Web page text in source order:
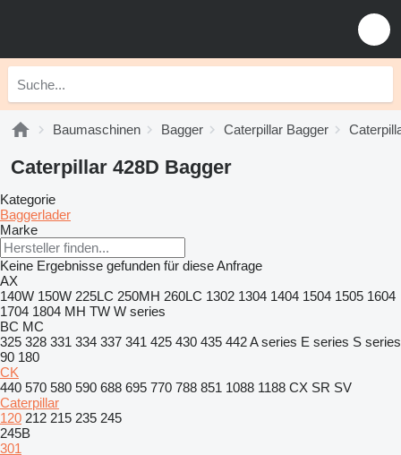
Baumaschinen Bagger Caterpillar Bagger
Caterpillar 428D Bagger
Kategorie
Baggerlader
Marke
Keine Ergebnisse gefunden für diese Anfrage
AX
140W 150W 225LC 250MH 260LC 1302 1304 1404 1504 1505 1604
1704 1804 MH TW W series
BC MC
325 328 331 334 337 341 425 430 435 442A series E series S series
90 180
CK
440 570 580 590 688 695 770 788 851 1088 1188 CX SR SV
Caterpillar
120 212 215 235 245
245B
301